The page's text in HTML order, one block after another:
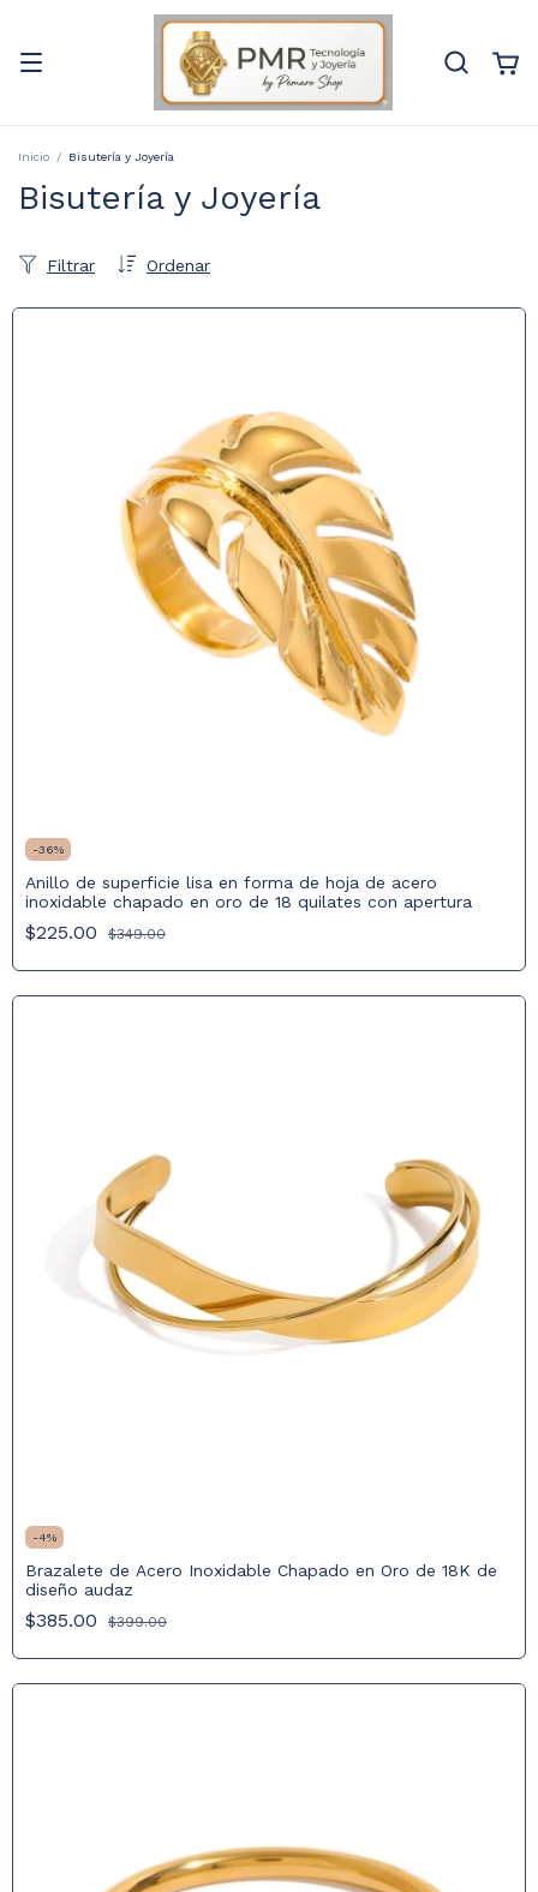
Inicio / Bisutería y Joyería
Bisutería y Joyería
Ordenar
Filtrar
-36%
Anillo de superficie lisa en forma de hoja de acero
inoxidable chapado en oro de 18 quilates con apertura
$225.00 $349.00
-4%
Brazalete de Acero Inoxidable Chapado en Oro de 18K de
diseño audaz
$385.00 $399.00